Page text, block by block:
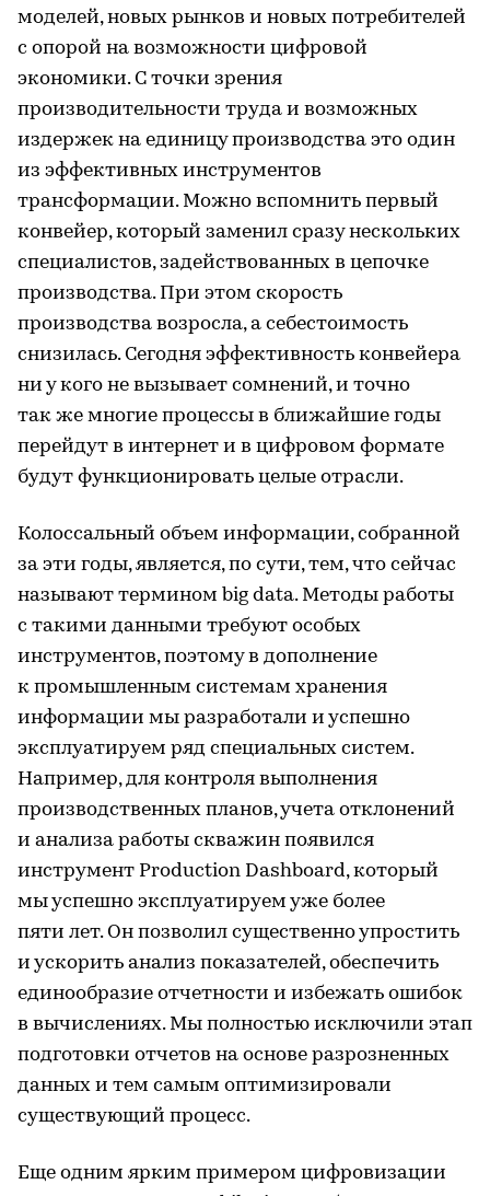
моделей, новых рынков и новых потребителей
с опорой на возможности цифровой
экономики. С точки зрения
производительности труда и возможных
издержек на единицу производства это один
из эффективных инструментов
трансформации. Можно вспомнить первый
конвейер, который заменил сразу нескольких
специалистов, задействованных в цепочке
производства. При этом скорость
производства возросла, а себестоимость
снизилась. Сегодня эффективность конвейера
ни у кого не вызывает сомнений, и точно
так же многие процессы в ближайшие годы
перейдут в интернет и в цифровом формате
будут функционировать целые отрасли.
Колоссальный объем информации, собранной
за эти годы, является, по сути, тем, что сейчас
называют термином big data. Методы работы
с такими данными требуют особых
инструментов, поэтому в дополнение
к промышленным системам хранения
информации мы разработали и успешно
эксплуатируем ряд специальных систем.
Например, для контроля выполнения
производственных планов, учета отклонений
и анализа работы скважин появился
инструмент Production Dashboard, который
мы успешно эксплуатируем уже более
пяти лет. Он позволил существенно упростить
и ускорить анализ показателей, обеспечить
единообразие отчетности и избежать ошибок
в вычислениях. Мы полностью исключили этап
подготовки отчетов на основе разрозненных
данных и тем самым оптимизировали
существующий процесс.
Еще одним ярким примером цифровизации